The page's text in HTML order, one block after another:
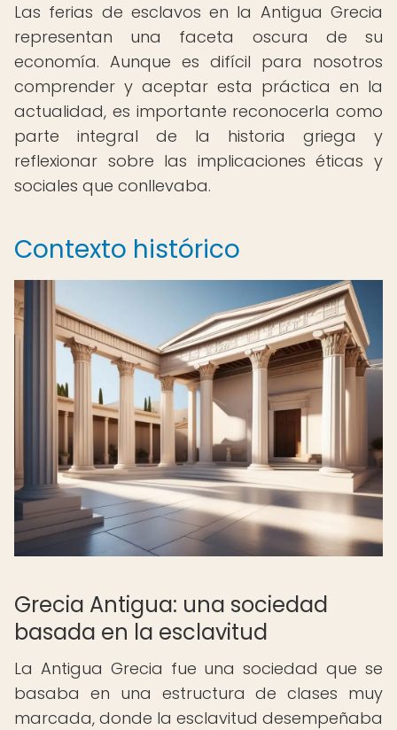
Las ferias de esclavos en la Antigua Grecia
representan una faceta oscura de su
economía. Aunque es difícil para nosotros
comprender y aceptar esta práctica en la
actualidad, es importante reconocerla como
parte integral de la historia griega y
reflexionar sobre las implicaciones éticas y
sociales que conllevaba.
Contexto histórico
Grecia Antigua: una sociedad
basada en la esclavitud
La Antigua Grecia fue una sociedad que se
basaba en una estructura de clases muy
marcada, donde la esclavitud desempeñaba